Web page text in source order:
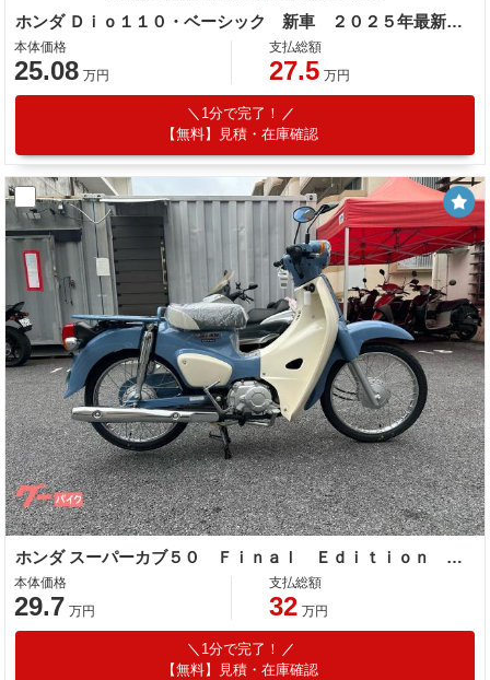
ホンダ Ｄｉｏ１１０・ベーシック 新車 ２０２５年最新モデル パールスノーフレークホワイト コンビニフック シャッタキー コンビブレーキ
本体価格
25.08 万円
支払総額
27.5 万円
1分で完了！
【無料】見積・在庫確認
ホンダ スーパーカブ５０ Ｆｉｎａｌ Ｅｄｉｔｉｏｎ 受注期間限定モデル リアキャリア・スイングアーム・チェーンケース特別カラーボニーブル
本体価格
29.7 万円
支払総額
32 万円
1分で完了！
【無料】見積・在庫確認